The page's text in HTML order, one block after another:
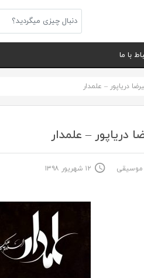
با ما
دریاپور – علمدار
دریاپور – علمدار
موسیقی ۱۲ شهریور ۱۳۹۸